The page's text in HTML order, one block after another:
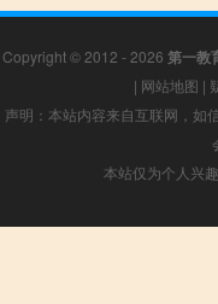
Copyright © 2012 - 2026 第一教
| 网站地图 |
声明：本站内容来自互联网，如
本站仅为个人兴